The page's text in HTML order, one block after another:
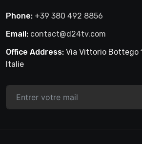
Phone: +39 380 492 8856
Email: contact@d24tv.com
Office Address: Via Vittorio Bottego
Italie